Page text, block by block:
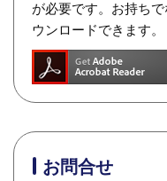
が必要です。お持ち
ウンロードできます。
お問合せ